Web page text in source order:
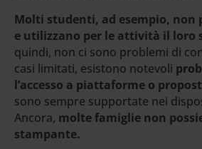
Molti studenti, ad esempio, non
e utilizzano per le attività il loro
quindi, non ci sono problemi di
casi limitati, esistono notevoli
l’accesso a piattaforme o
sono sempre supportate nei
Ancora, molte famiglie non
stampante.